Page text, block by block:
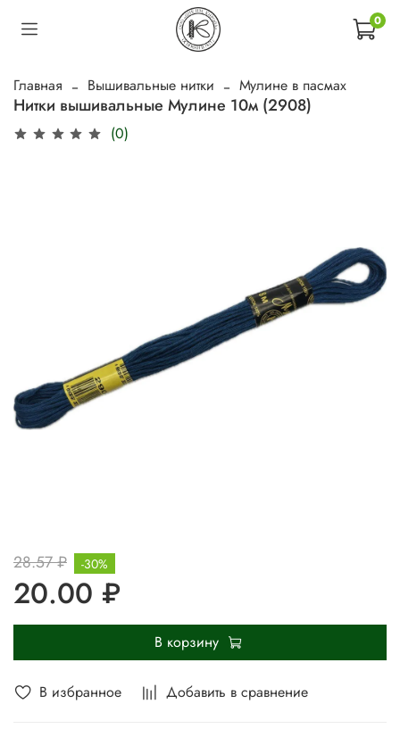
0
Главная Вышивальные нитки Мулине в пасмах
Нитки вышивальные Мулине 10м (2908)
(0)
В избранное Добавить в сравнение
28.57 ₽
20.00 ₽
-30%
В корзину